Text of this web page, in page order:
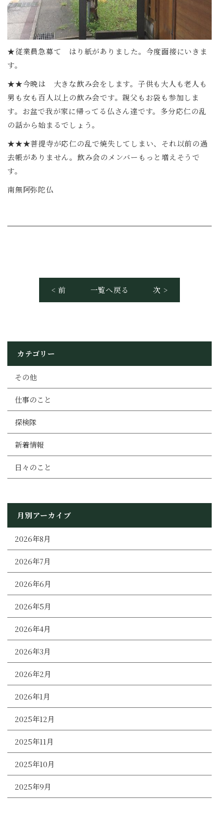
★従業員急募て はり紙がありました。今度面接にいきま
す。
★★今晩は 大きな飲み会をします。子供も大人も老人も
男も女も百人以上の飲み会です。親父もお袋も参加しま
す。お盆で我が家に帰ってる仏さん達です。多分応仁の乱
の話から始まるでしょう。
★★★菩提寺が応仁の乱で焼失してしまい、それ以前の過
去帳がありません。飲み会のメンバーもっと増えそうで
す。
南無阿弥陀仏
< 前 一覧へ戻る 次 >
カテゴリー
その他
仕事のこと
探検隊
新着情報
日々のこと
月別アーカイブ
2026年8月
2026年7月
2026年6月
2026年5月
2026年4月
2026年3月
2026年2月
2026年1月
2025年12月
2025年11月
2025年10月
2025年9月